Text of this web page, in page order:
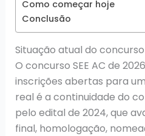
Como começar hoje
Conclusão
Situação atual do concurso
O concurso SEE AC de
inscrições abertas para
real é a continuidade do
pelo edital de 2024, que
final, homologação,